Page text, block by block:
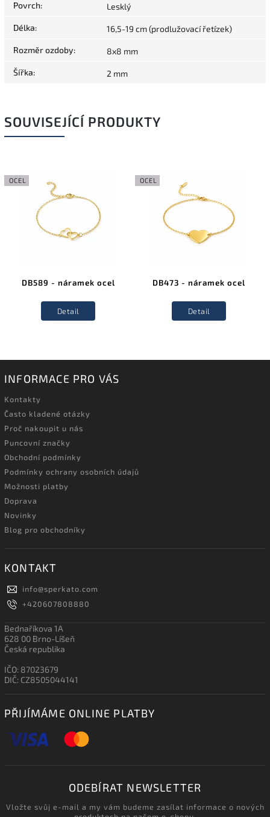
Povrch: Lesklý
Délka: 16,5-19 cm (prodlužovací řetízek)
Rozměr ozdoby: 8x8 mm
Šířka: 2 mm
SOUVISEJÍCÍ PRODUKTY
OCEL
DB589 - náramek ocel
Detail
OCEL
DB473 - náramek ocel
Detail
INFORMACE PRO VÁS
Kontakty
Často kladené otázky
Proč nakoupit u nás
Puncovní značky
Obchodní podmínky
Podmínky ochrany osobních údajů
Možnosti platby
Doprava
Novinky
Blog pro obchodníky
KONTAKT
info@sperkato.com
+420607808880
Bednaříkova 1A
628 00 Brno-Líšeň
Česká republika
IČO: 87023679
DIČ: CZ8505044141
PŘIJÍMÁME ONLINE PLATBY
ODEBÍRAT NEWSLETTER
Vložte svůj e-mail a my vám budeme zasílat informace o nových